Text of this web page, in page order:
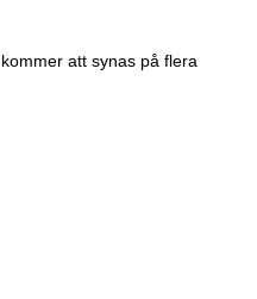
att synas på flera